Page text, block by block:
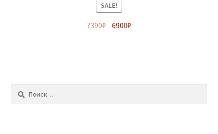
SALE!
7390₽ 6900₽
Найти: